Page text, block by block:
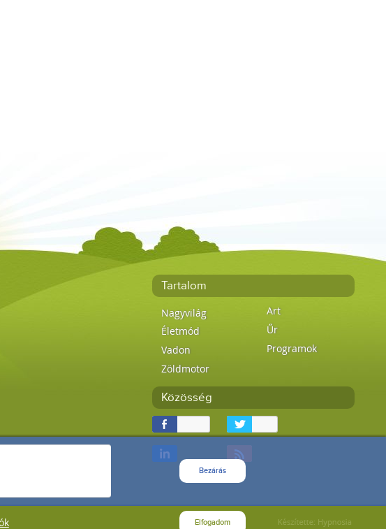
Bezárás
Elfogadom
Tartalom
Nagyvilág
Életmód
Vadon
Zöldmotor
Art
Űr
Programok
Közösség